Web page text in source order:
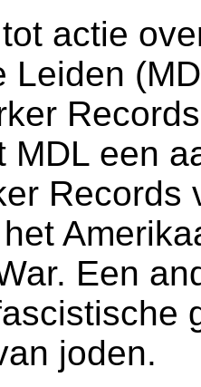
actie
Leiden
MDL een
Records
Een
joden.